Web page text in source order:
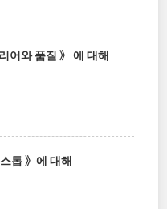
어와 품질 》 에 대해
스톱 》에 대해